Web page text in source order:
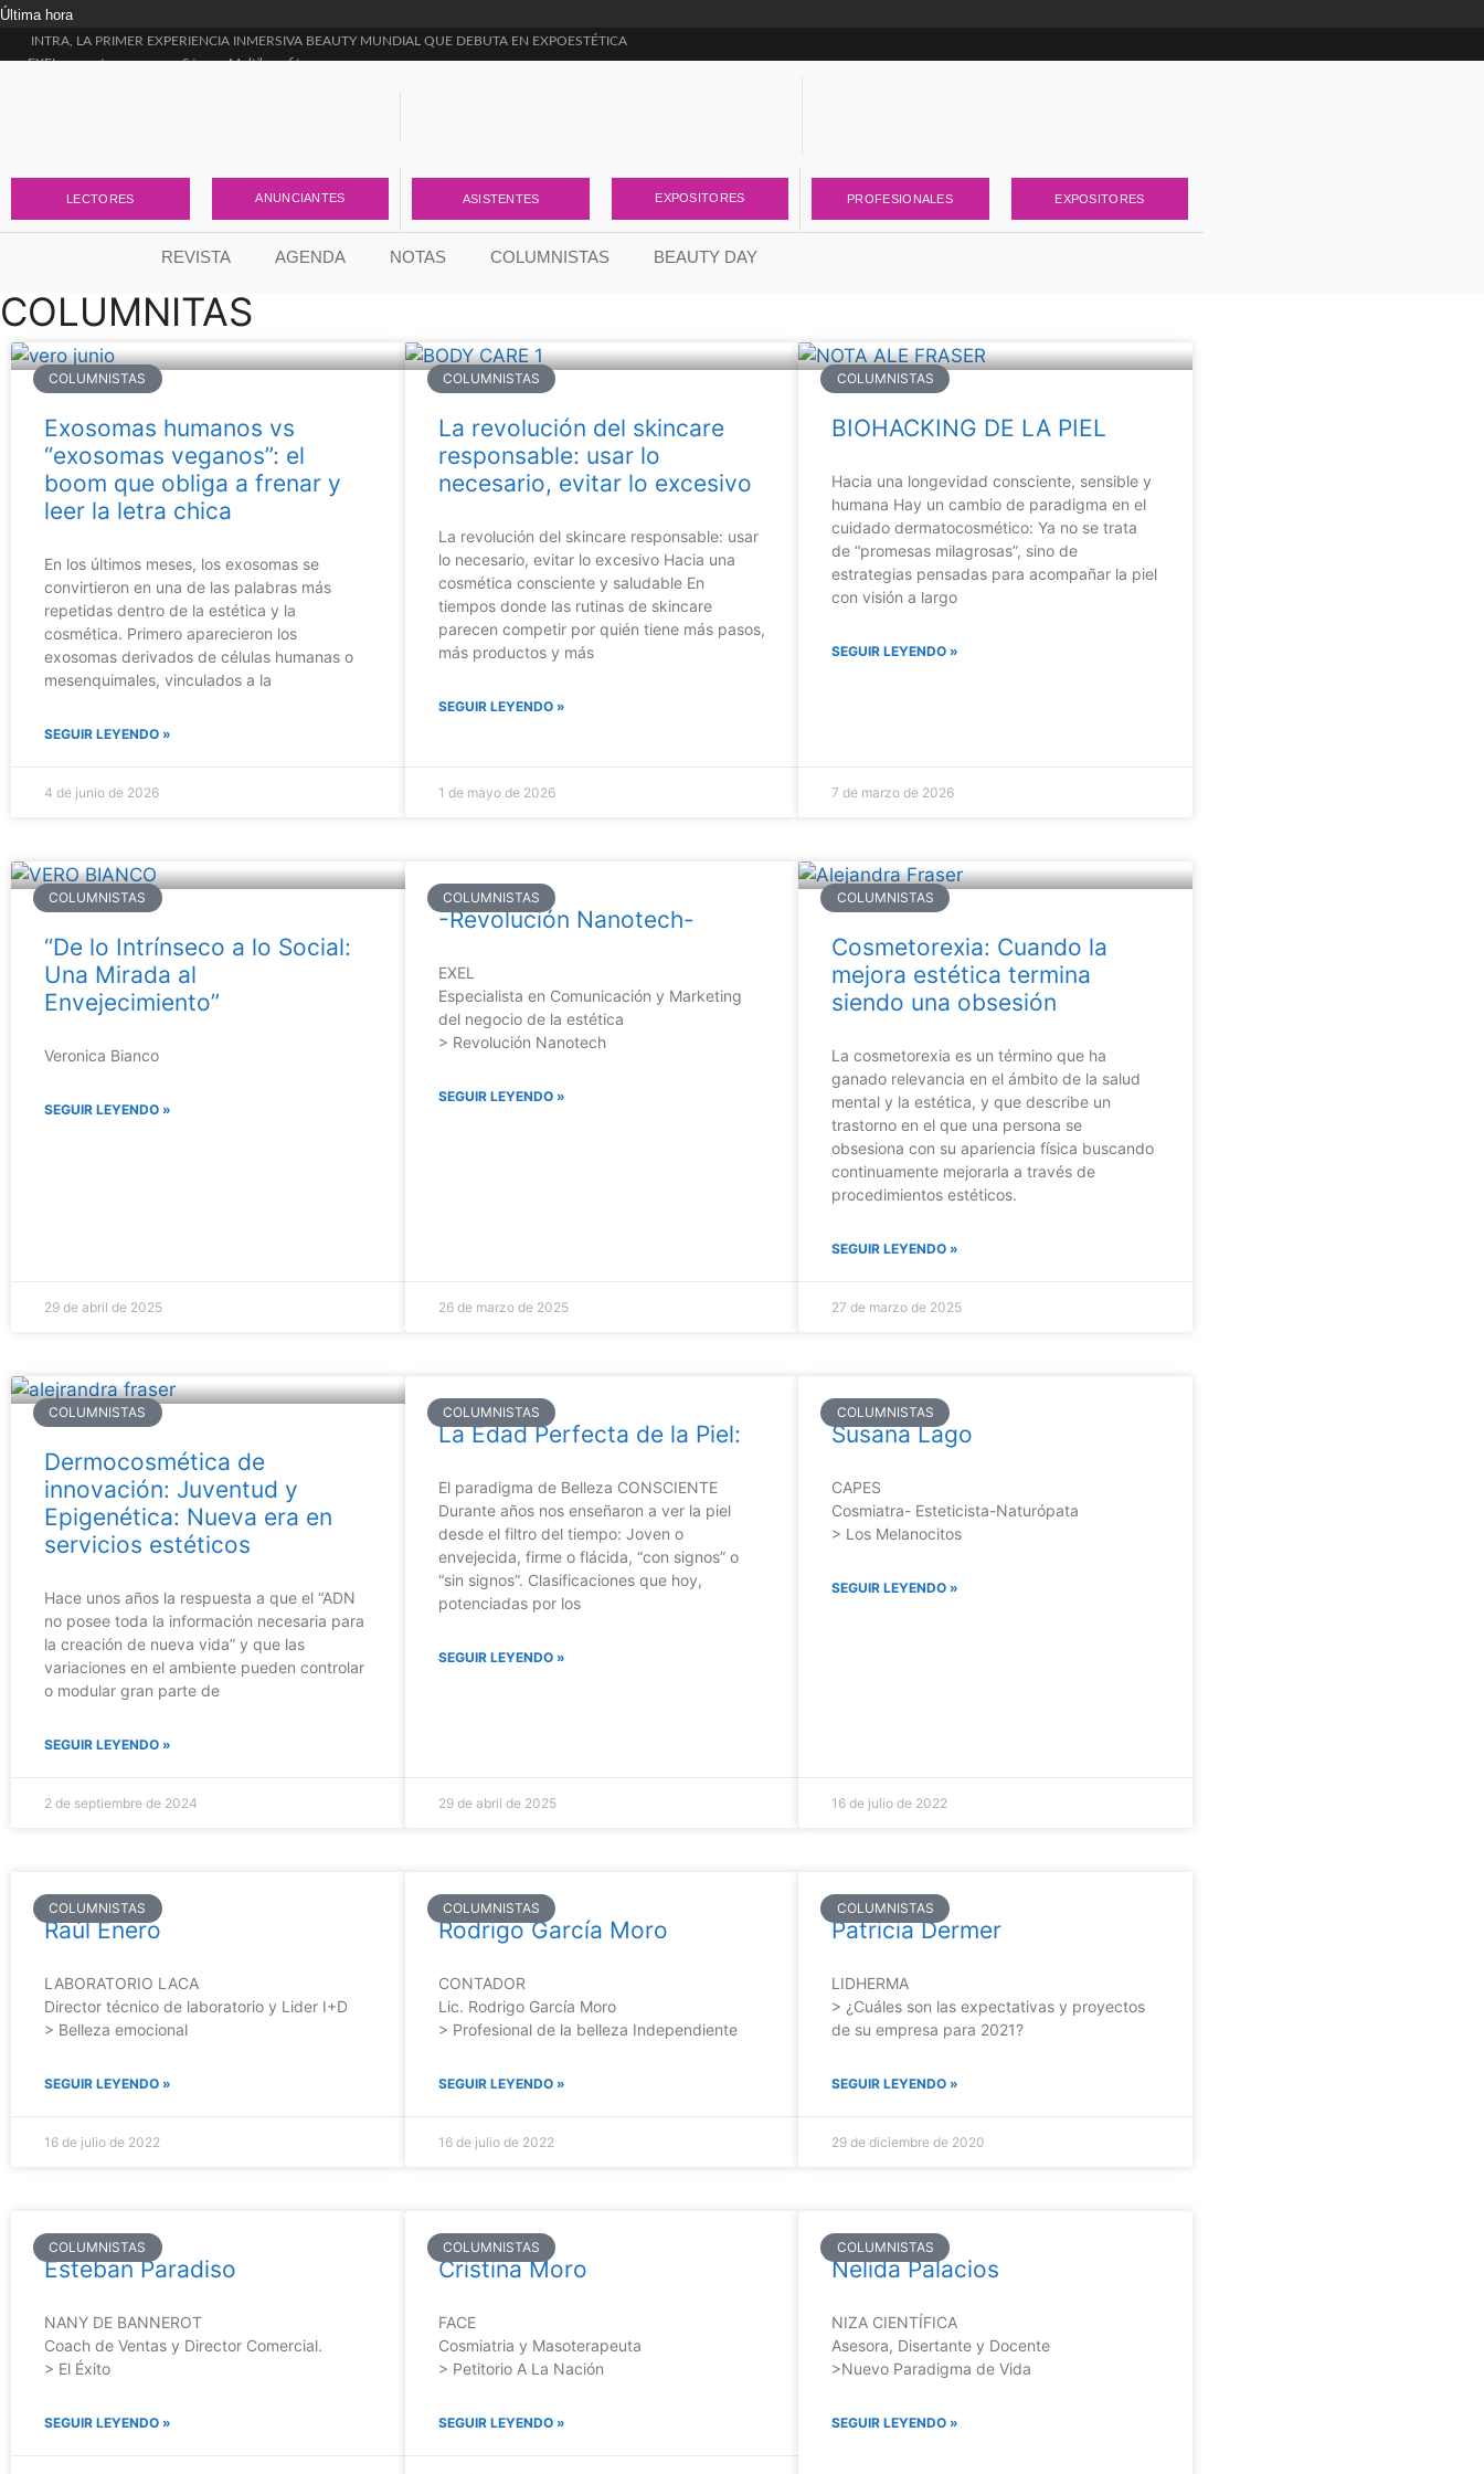
Última hora
INTRA, LA PRIMER EXPERIENCIA INMERSIVA BEAUTY MUNDIAL QUE DEBUTA EN EXPOESTÉTICA
EXEL presenta sus nuevos Sérums Multibenefit
Tense Complex Emulsion, la nueva incorporación de Lidherma para la firmeza
La ciencia detrás de una piel más uniforme
LECTORES ANUNCIANTES ASISTENTES EXPOSITORES PROFESIONALES EXPOSITORES
REVISTA AGENDA NOTAS COLUMNISTAS BEAUTY DAY
COLUMNITAS
COLUMNISTAS
Exosomas humanos vs
“exosomas veganos”: el
boom que obliga a frenar y
leer la letra chica
En los últimos meses, los exosomas se
convirtieron en una de las palabras más
repetidas dentro de la estética y la
cosmética. Primero aparecieron los
exosomas derivados de células humanas o
mesenquimales, vinculados a la
SEGUIR LEYENDO »
4 de junio de 2026
COLUMNISTAS
La revolución del skincare
responsable: usar lo
necesario, evitar lo excesivo
La revolución del skincare responsable: usar
lo necesario, evitar lo excesivo Hacia una
cosmética consciente y saludable En
tiempos donde las rutinas de skincare
parecen competir por quién tiene más pasos,
más productos y más
SEGUIR LEYENDO »
1 de mayo de 2026
COLUMNISTAS
BIOHACKING DE LA PIEL
Hacia una longevidad consciente, sensible y
humana Hay un cambio de paradigma en el
cuidado dermatocosmético: Ya no se trata
de “promesas milagrosas”, sino de
estrategias pensadas para acompañar la piel
con visión a largo
SEGUIR LEYENDO »
7 de marzo de 2026
COLUMNISTAS
“De lo Intrínseco a lo Social:
Una Mirada al
Envejecimiento”
Veronica Bianco
SEGUIR LEYENDO »
29 de abril de 2025
COLUMNISTAS
-Revolución Nanotech-
EXEL
Especialista en Comunicación y Marketing
del negocio de la estética
> Revolución Nanotech
SEGUIR LEYENDO »
26 de marzo de 2025
COLUMNISTAS
Cosmetorexia: Cuando la
mejora estética termina
siendo una obsesión
La cosmetorexia es un término que ha
ganado relevancia en el ámbito de la salud
mental y la estética, y que describe un
trastorno en el que una persona se
obsesiona con su apariencia física buscando
continuamente mejorarla a través de
procedimientos estéticos.
SEGUIR LEYENDO »
27 de marzo de 2025
COLUMNISTAS
Dermocosmética de
innovación: Juventud y
Epigenética: Nueva era en
servicios estéticos
Hace unos años la respuesta a que el “ADN
no posee toda la información necesaria para
la creación de nueva vida” y que las
variaciones en el ambiente pueden controlar
o modular gran parte de
SEGUIR LEYENDO »
2 de septiembre de 2024
COLUMNISTAS
La Edad Perfecta de la Piel:
El paradigma de Belleza CONSCIENTE
Durante años nos enseñaron a ver la piel
desde el filtro del tiempo: Joven o
envejecida, firme o flácida, “con signos” o
“sin signos”. Clasificaciones que hoy,
potenciadas por los
SEGUIR LEYENDO »
29 de abril de 2025
COLUMNISTAS
Susana Lago
CAPES
Cosmiatra- Esteticista-Naturópata
> Los Melanocitos
SEGUIR LEYENDO »
16 de julio de 2022
COLUMNISTAS
Raúl Enero
LABORATORIO LACA
Director técnico de laboratorio y Lider I+D
> Belleza emocional
SEGUIR LEYENDO »
16 de julio de 2022
COLUMNISTAS
Rodrigo García Moro
CONTADOR
Lic. Rodrigo García Moro
> Profesional de la belleza Independiente
SEGUIR LEYENDO »
16 de julio de 2022
COLUMNISTAS
Patricia Dermer
LIDHERMA
> ¿Cuáles son las expectativas y proyectos
de su empresa para 2021?
SEGUIR LEYENDO »
29 de diciembre de 2020
COLUMNISTAS
Esteban Paradiso
NANY DE BANNEROT
Coach de Ventas y Director Comercial.
> El Éxito
SEGUIR LEYENDO »
COLUMNISTAS
Cristina Moro
FACE
Cosmiatria y Masoterapeuta
> Petitorio A La Nación
SEGUIR LEYENDO »
COLUMNISTAS
Nelida Palacios
NIZA CIENTÍFICA
Asesora, Disertante y Docente
>Nuevo Paradigma de Vida
SEGUIR LEYENDO »